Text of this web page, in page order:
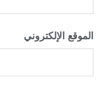
الموقع الإلكتروني